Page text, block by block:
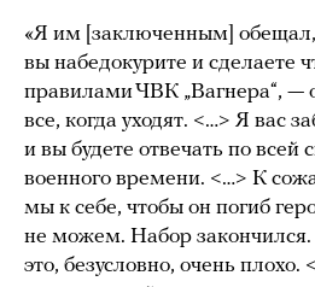
«Я им [заключенным] обещал,
вы набедокурите и сделаете
правилами ЧВК „Вагнера“, —
все, когда уходят. <…> Я вас
и вы будете отвечать по всей
военного времени. <…> К
мы к себе, чтобы он погиб
не можем. Набор закончился.
это, безусловно, очень